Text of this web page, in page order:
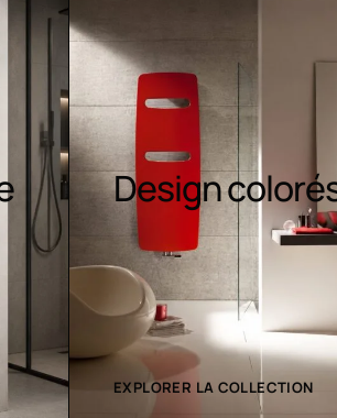
Sèche-
serviettes
EXPLORER LA COLLECTION